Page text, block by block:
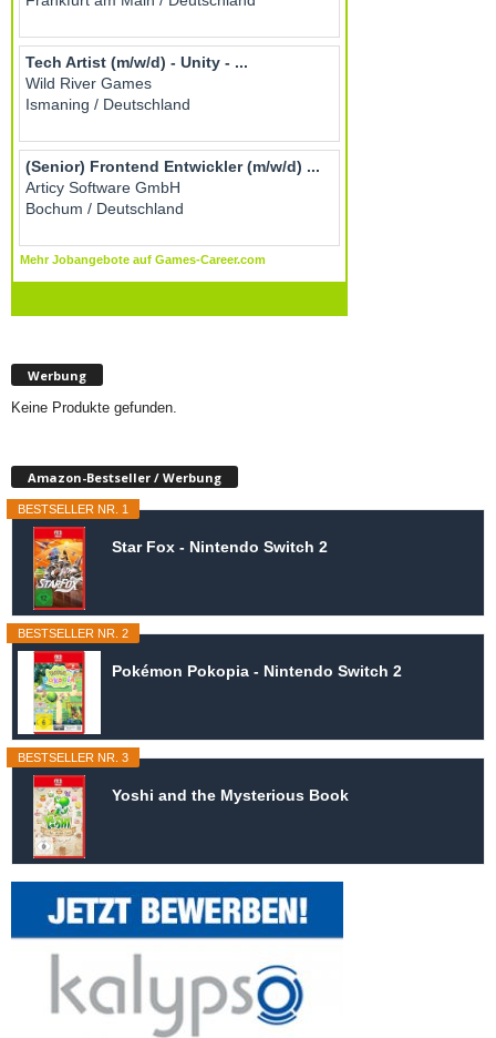
Werbung
Keine Produkte gefunden.
Amazon-Bestseller / Werbung
BESTSELLER NR. 1
Star Fox - Nintendo Switch 2
BESTSELLER NR. 2
Pokémon Pokopia - Nintendo Switch 2
BESTSELLER NR. 3
Yoshi and the Mysterious Book